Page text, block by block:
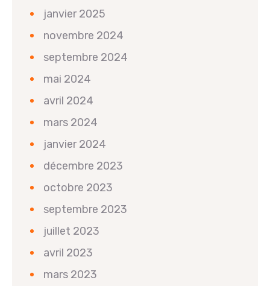
janvier 2025
novembre 2024
septembre 2024
mai 2024
avril 2024
mars 2024
janvier 2024
décembre 2023
octobre 2023
septembre 2023
juillet 2023
avril 2023
mars 2023